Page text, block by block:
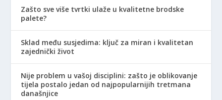
Zašto sve više tvrtki ulaže u kvalitetne brodske
palete?
Sklad među susjedima: ključ za miran i kvalitetan
zajednički život
Nije problem u vašoj disciplini: zašto je oblikovanje
tijela postalo jedan od najpopularnijih tretmana
današnjice